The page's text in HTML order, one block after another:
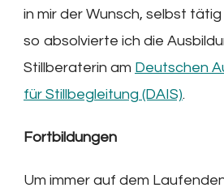
in mir der Wunsch, selbst
so absolvierte ich die
Stillberaterin am Deutschen
für Stillbegleitung (DAIS).
Fortbildungen
Um immer auf dem